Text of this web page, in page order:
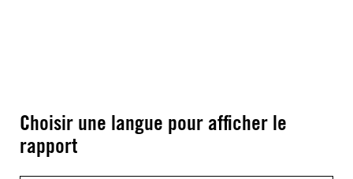
Choisir une langue pour afficher le
rapport